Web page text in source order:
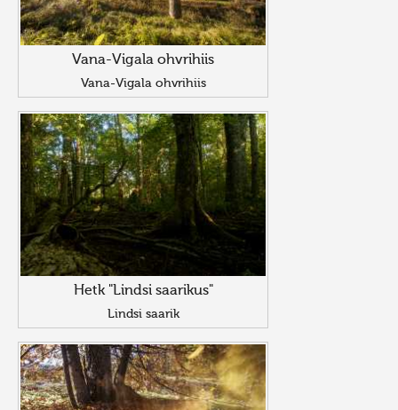
Vana-Vigala ohvrihiis
Vana-Vigala ohvrihiis
Hetk "Lindsi saarikus"
Lindsi saarik